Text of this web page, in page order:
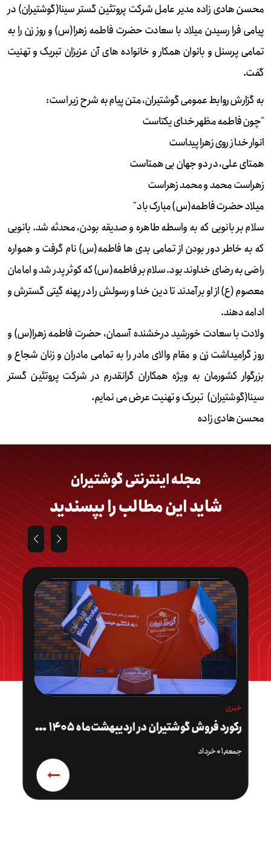
محسن هادی زاده مدیر عامل شرکت پروتئین گستر سینا(گوشتیران) در
پیامی فرا رسیدن میلاد با سعادت حضرت فاطمه زهرا(س) و روز زن را به
تمامی پرسنل و بانوان همکار و خانواده های آن عزیزان تبریک و تهنیت
گفت.
به گزارش روابط عمومی گوشتیران، متن پیام به شرح زیر است:
῎چون فاطمه مظهر خدای یکتاست
انوار خدا ز روی زهرا پیداست
همتای علی، در دو جهان بی همتاست
زهراست محمد و محمد زهراست
میلاد حضرت فاطمه(س) مبارک باد῎
سلام بر بانویی که به واسطه طاهره و صدیقه بودن، محدثه شد. بانویی
که به خاطر دور بودن از تمامی بدی ها فاطمه(س) نام گرفت و همواره
راضی به رضای خداوند بود. سلام بر فاطمه(س) که کوثر پدر شد و امامان
معصوم (ع) از او برآمدند تا دین خدا و رسولش را در پهنه گیتی گسترش و
ادامه دهند.
ولادت با سعادت خورشید درخشنده آسمان، حضرت فاطمه زهرا(س) و
روز گرامیداشت زن و مقام والای مادر را به تمامی مادران و زنان شجاع و
بزرگوار کشورمان به ویژه همکاران گرانقدرم در شرکت پروتئین گستر
سینا(گوشتیران) تبریک و تهنیت عرض می نمایم.
محسن هادی زاده
مجله اینترنتی گوشتیران
شاید این مطالب را بپسندید
خبری
ر
کورد فروش گوشتیران در اردیبهشت‌ماه ۱۴۰۵ شکسته شد
جمعه,۰۱ خرداد